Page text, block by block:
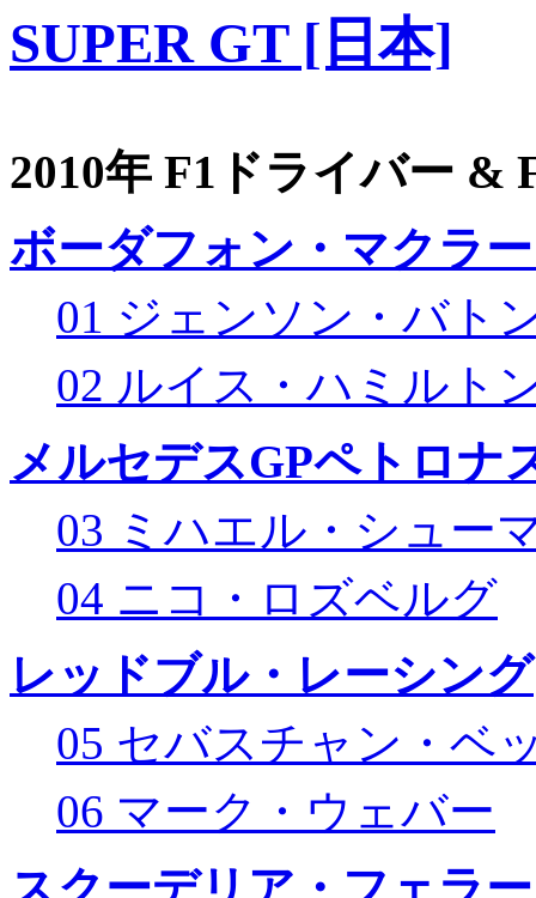
SUPER GT [日本]
2010年 F1ドライバー &
ボーダフォン・マクラ
01 ジェンソン・バト
02 ルイス・ハミルト
メルセデスGPペトロナ
03 ミハエル・シュー
04 ニコ・ロズベルグ
レッドブル・レーシング
05 セバスチャン・ベ
06 マーク・ウェバー